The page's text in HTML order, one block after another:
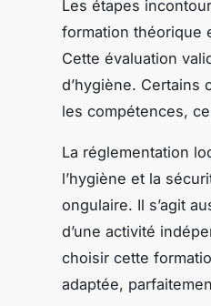
Les étapes
formation théorique
Cette évaluation
d’hygiène.
les compétences,
La réglementation
l’hygiène et la
ongulaire. Il s’agit
d’une activité
choisir cette
adaptée,